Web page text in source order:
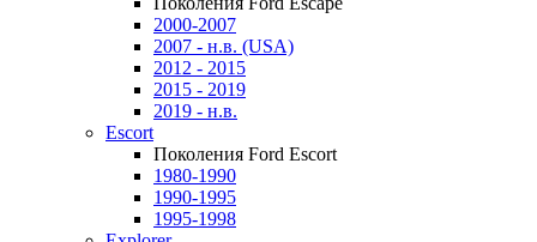
2000-2007
2007 - н.в. (USA)
2012 - 2015
2015 - 2019
2019 - н.в.
Escort
Поколения Ford Escort
1980-1990
1990-1995
1995-1998